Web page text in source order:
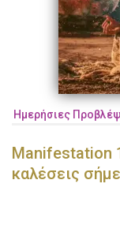
Ημερήσιες
Manifestation
καλέσεις